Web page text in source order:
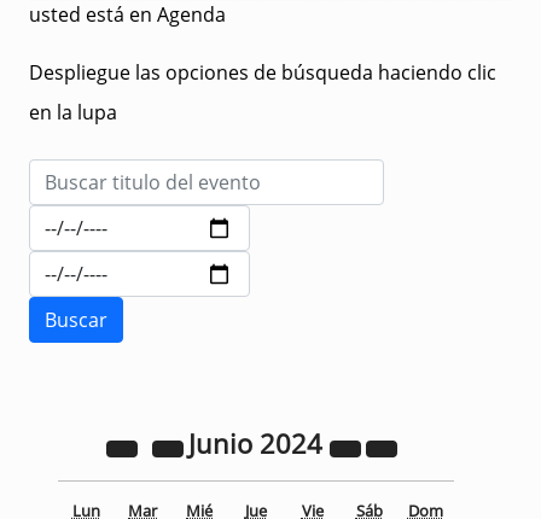
usted está en Agenda
Despliegue las opciones de búsqueda haciendo clic
en la lupa
Junio 2024
Lun Mar Mié Jue Vie Sáb Dom